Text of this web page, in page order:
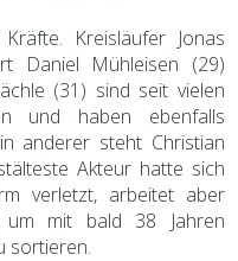
Kreisläufer Jonas
Daniel Mühleisen (29)
(31) sind seit vielen
und haben ebenfalls
anderer steht Christian
Akteur hatte sich
verletzt, arbeitet aber
um mit bald 38 Jahren
sortieren.